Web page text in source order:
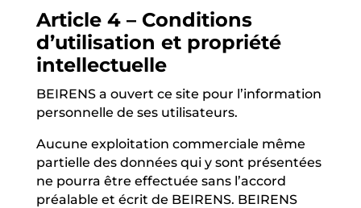
Article 4 – Conditions
d’utilisation et propriété
intellectuelle
BEIRENS a ouvert ce site pour l’information
personnelle de ses utilisateurs.
Aucune exploitation commerciale même
partielle des données qui y sont présentées
ne pourra être effectuée sans l’accord
préalable et écrit de BEIRENS. BEIRENS